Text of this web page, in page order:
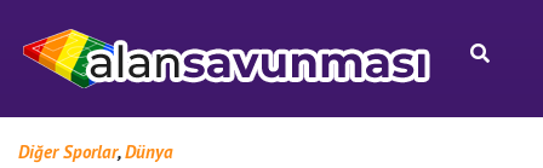
Diğer Sporlar,Dünya